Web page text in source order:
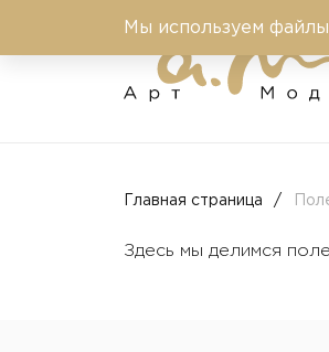
Главная страница
Здесь мы делимся
Мы используем файлы